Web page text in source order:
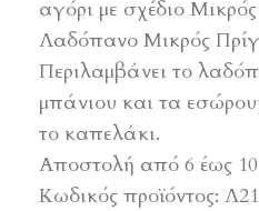
αγόρι με σχέδιο
Λαδόπανο Μικρός
Περιλαμβάνει το
μπάνιου και τα
το καπελάκι.
Αποστολή από 6 έως 10
Κωδικός προϊόντος: